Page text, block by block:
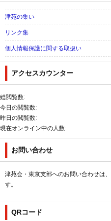
津苑の集い
リンク集
個人情報保護に関する取扱い
アクセスカウンター
総閲覧数:
今日の閲覧数:
昨日の閲覧数:
現在オンライン中の人数:
お問い合わせ
津苑会・東京支部へのお問い合わせは、
す。
QRコード